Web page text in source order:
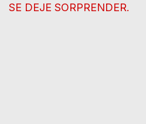
SE DEJE SORPRENDER.